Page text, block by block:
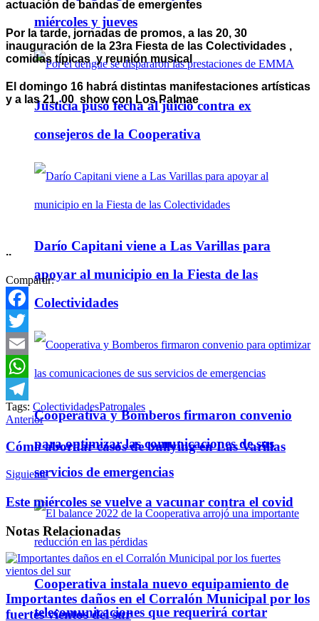
miércoles y jueves
Justicia puso fecha al juicio contra ex
consejeros de la Cooperativa
Darío Capitani viene a Las Varillas para
apoyar al municipio en la Fiesta de las
Colectividades
Cooperativa y Bomberos firmaron convenio
para optimizar las comunicaciones de sus
servicios de emergencias
Cooperativa instala nuevo equipamiento de
telecomunicaciones que requerirá cortar
actuación de bandas de emergentes
Por la tarde, jornadas de promos, a las 20, 30
inauguración de la 23ra Fiesta de las Colectividades ,
comidas típicas y reunión musical
El domingo 16 habrá distintas manifestaciones artísticas
y a las 21, 00 show con Los Palmae
..
Compartir:
Facebook
Twitter
Email
WhatsApp
Telegram
Tags: ColectividadesPatronales
Anterior
Cómo abordar casos de bullying en Las Varillas
Siguiente
Este miércoles se vuelve a vacunar contra el covid
Notas Relacionadas
Importantes daños en el Corralón Municipal por los
fuertes vientos del sur